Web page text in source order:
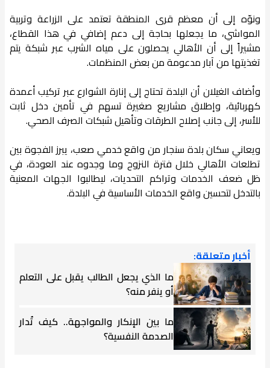
ونوّه إلى أن معظم قرى المنطقة تعتمد على الزراعة وتربية
المواشي، ما يجعلها بحاجة إلى دعم إضافي في هذا القطاع،
مشيراً إلى أن الأهالي يحصلون على مياه الشرب عبر شبكة يتم
تغذيتها من آبار مدعومة من بعض المنظمات.
وأضاف الغيلان أن البلدة تحتاج إلى إنارة الشوارع عبر تركيب أعمدة
كهربائية، وإطلاق مشاريع صغيرة تسهم في تأمين دخل ثابت
للأسر، إلى جانب إصلاح الطرقات وتأهيل شبكات الصرف الصحي.
ويعاني سكان بلدة سنجار من واقع خدمي صعب، يبرز الفجوة بين
تطلعات الأهالي خلال فترة النزوح وما وجدوه عند العودة، في
ظل ضعف الخدمات وتراكم التحديات، ليطالبوا الجهات المعنية
بالتدخل لتحسين واقع الخدمات الأساسية في البلدة.
أخبار متعلقة:
ما الذي يجعل الطالب يقبل على التعلم
أو ينفر منه؟
ما بين الإنكار والمواجهة.. كيف تُدار
الصدمة النفسية؟